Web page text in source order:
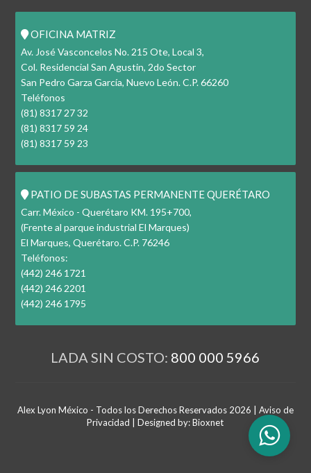
OFICINA MATRIZ
Av. José Vasconcelos No. 215 Ote, Local 3,
Col. Residencial San Agustin, 2do Sector
San Pedro Garza García, Nuevo León. C.P. 66260
Teléfonos
(81) 8317 27 32
(81) 8317 59 24
(81) 8317 59 23
PATIO DE SUBASTAS PERMANENTE QUERÉTARO
Carr. México - Querétaro KM. 195+700,
(Frente al parque industrial El Marques)
El Marques, Querétaro. C.P. 76246
Teléfonos:
(442) 246 1721
(442) 246 2201
(442) 246 1795
LADA SIN COSTO: 800 000 5966
Alex Lyon México - Todos los Derechos Reservados 2026 | Aviso de
Privacidad | Designed by:Bioxnet